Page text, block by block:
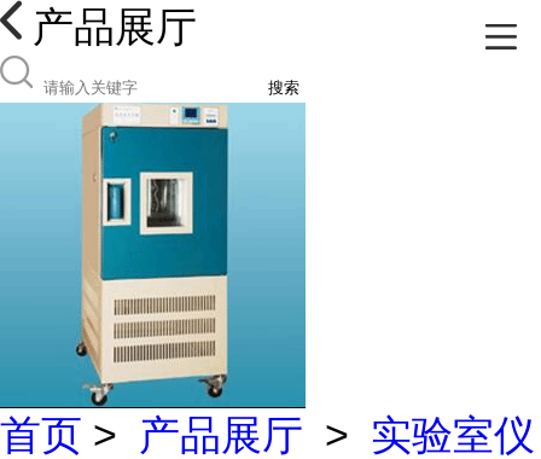
产品展厅
搜索
首页 > 产品展厅 > 实验室仪